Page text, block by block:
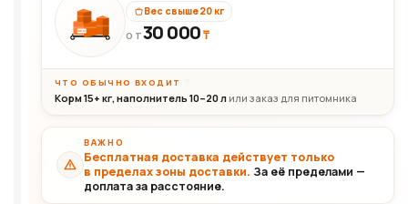
30+кг
Вес свыше 20 кг
ОТ30 000₸
ЧТО ОБЫЧНО ВХОДИТ
Корм 15+ кг, наполнитель 10–20 л или заказ для питомника
ВАЖНО
Бесплатная доставка действует только
в пределах зоны доставки. За её пределами —
доплата за расстояние.